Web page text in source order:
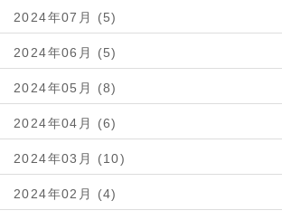
2024年07月 (5)
2024年06月 (5)
2024年05月 (8)
2024年04月 (6)
2024年03月 (10)
2024年02月 (4)